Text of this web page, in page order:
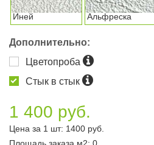
Иней Альфреска
Дополнительно:
Цветопроба
Стык в стык
1 400 руб.
Цена за 1 шт: 1400 руб.